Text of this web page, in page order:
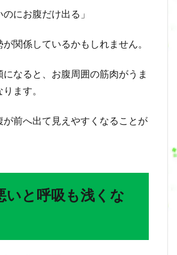
のにお腹だけ出る」
関係しているかもしれません。
なると、お腹周囲の筋肉がうま
ます。
が前へ出て見えやすくなることが
いと呼吸も浅くな